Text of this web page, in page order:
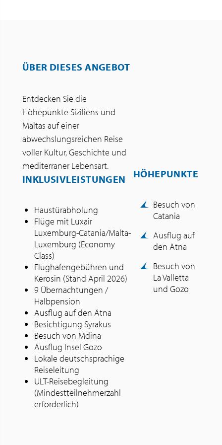
ÜBER DIESES ANGEBOT
Entdecken Sie die
Höhepunkte Siziliens und
Maltas auf einer
abwechslungsreichen Reise
voller Kultur, Geschichte und
mediterraner Lebensart.
INKLUSIVLEISTUNGEN
Haustürabholung
Flüge mit Luxair
Luxemburg-Catania/Malta-
Luxemburg (Economy
Class)
Flughafengebühren und
Kerosin (Stand April 2026)
9 Übernachtungen /
Halbpension
Ausflug auf den Ätna
Besichtigung Syrakus
Besuch von Mdina
Ausflug Insel Gozo
Lokale deutschsprachige
Reiseleitung
ULT-Reisebegleitung
(Mindestteilnehmerzahl
erforderlich)
HÖHEPUNKTE
Besuch von
Catania
Ausflug auf
den Ätna
Besuch von
La Valletta
und Gozo